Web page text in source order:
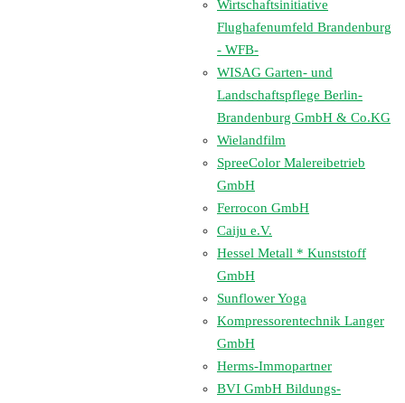
Wirtschaftsinitiative
Flughafenumfeld Brandenburg
- WFB-
WISAG Garten- und
Landschaftspflege Berlin-
Brandenburg GmbH & Co.KG
Wielandfilm
SpreeColor Malereibetrieb
GmbH
Ferrocon GmbH
Caiju e.V.
Hessel Metall * Kunststoff
GmbH
Sunflower Yoga
Kompressorentechnik Langer
GmbH
Herms-Immopartner
BVI GmbH Bildungs-